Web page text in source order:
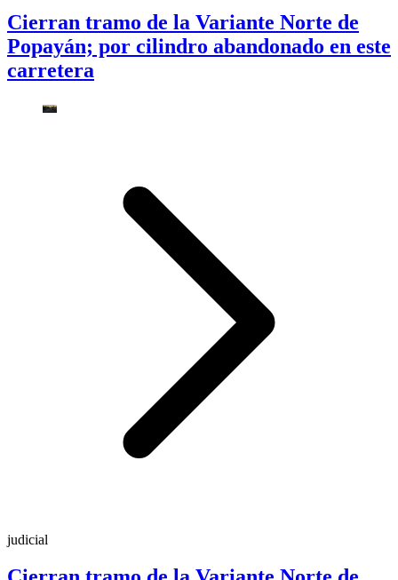
Cierran tramo de la Variante Norte de
Popayán; por cilindro abandonado en este
carretera
judicial